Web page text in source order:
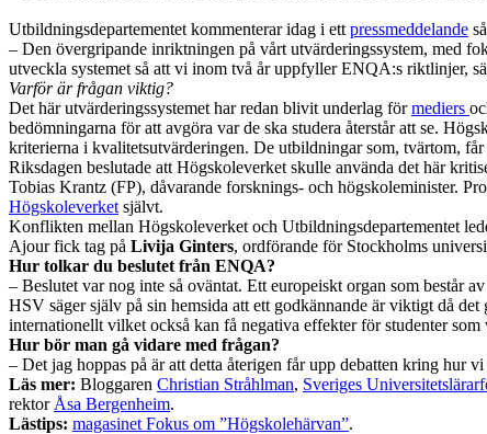
Utbildningsdepartementet kommenterar idag i ett pressmeddelande
– Den övergripande inriktningen på vårt utvärderingssystem, med
utveckla systemet så att vi inom två år uppfyller ENQA:s riktlinjer,
Varför är frågan viktig?
Det här utvärderingssystemet har redan blivit underlag förmediers
bedömningarna för att avgöra var de ska studera återstår att se.
kriterierna i kvalitetsutvärderingen. De utbildningar som, tvärtom,
Riksdagen beslutade att Högskoleverket skulle använda det här
Tobias Krantz (FP), dåvarande forsknings- och högskoleminister.
Högskoleverket självt.
Konflikten mellan Högskoleverket och Utbildningsdepartementet
Ajour fick tag på Livija Ginters, ordförande för Stockholms
Hur tolkar du beslutet från ENQA?
– Beslutet var nog inte så oväntat. Ett europeiskt organ som består
HSV säger själv på sin hemsida att ett godkännande är viktigt då
internationellt vilket också kan få negativa effekter för studenter
Hur bör man gå vidare med frågan?
– Det jag hoppas på är att detta återigen får upp debatten kring hur
Läs mer: Bloggaren Christian Stråhlman, Sveriges
rektor Åsa Bergenheim.
Lästips: magasinet Fokus om ”Högskolehärvan”.